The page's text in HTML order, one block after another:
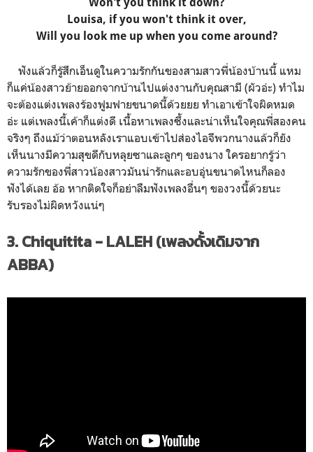
Louisa, if you won't think it over,
Will you look me up when you come around?
ฟังแล้วก็รู้สึกเอ็นดูในความรักกันของสามสาวพี่น้องบ้านนี้ แหม
ก็แค่น้องสาวย้ายออกจากบ้านไปแต่งงานกับคุณสามี (ผัวอ่ะ) ทำไม
จะต้องแต่งเพลงร้องฟูมฟายขนาดนี้ด้วยยย ทำเอาเข้าใจผิดหมด
อ่ะ แต่เพลงนี้เค้าก็แต่งดี เนื้อหาเพลงซึ้งและน่าเห็นใจคุณพี่สองคน
จริงๆ ถึงแม้ว่าตอนหลังเราแอบเข้าไปส่องไอจีพวกนางแล้วก็ยัง
เห็นนางมีความสุขดีกับหลุยซาและลูกๆ ของนาง ใครอยากรู้ว่า
ความรักของพี่สาวน้องสาวมันน่ารักและอบอุ่นขนาดไหนก็ลอง
ฟังได้เลย อ้อ หากติดใจก็อย่าลืมฟังเพลงอื่นๆ ของวงนี้ด้วยนะ
รับรองไม่ผิดหวังแน่ๆ
3. Chiquitita - LALEH (เพลงดั้งเดิมจาก
ABBA)